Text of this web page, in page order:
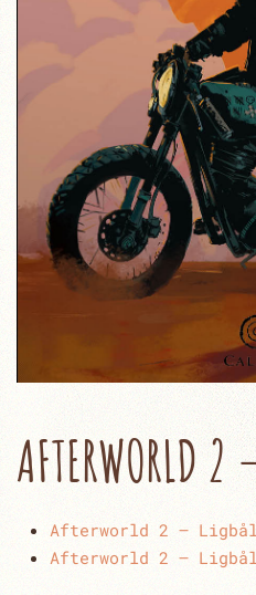
AFTERWORLD
Afterworld 2 – Ligbål
Afterworld 2 –